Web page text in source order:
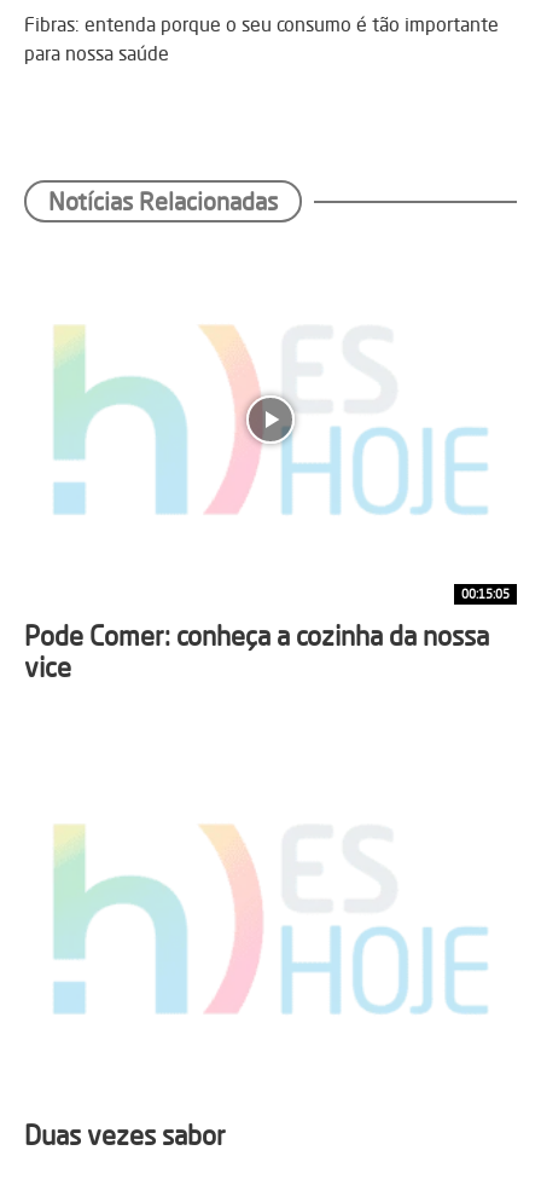
Fibras: entenda porque o seu consumo é tão importante
para nossa saúde
Notícias Relacionadas
00:15:05
Pode Comer: conheça a cozinha da nossa
vice
Duas vezes sabor